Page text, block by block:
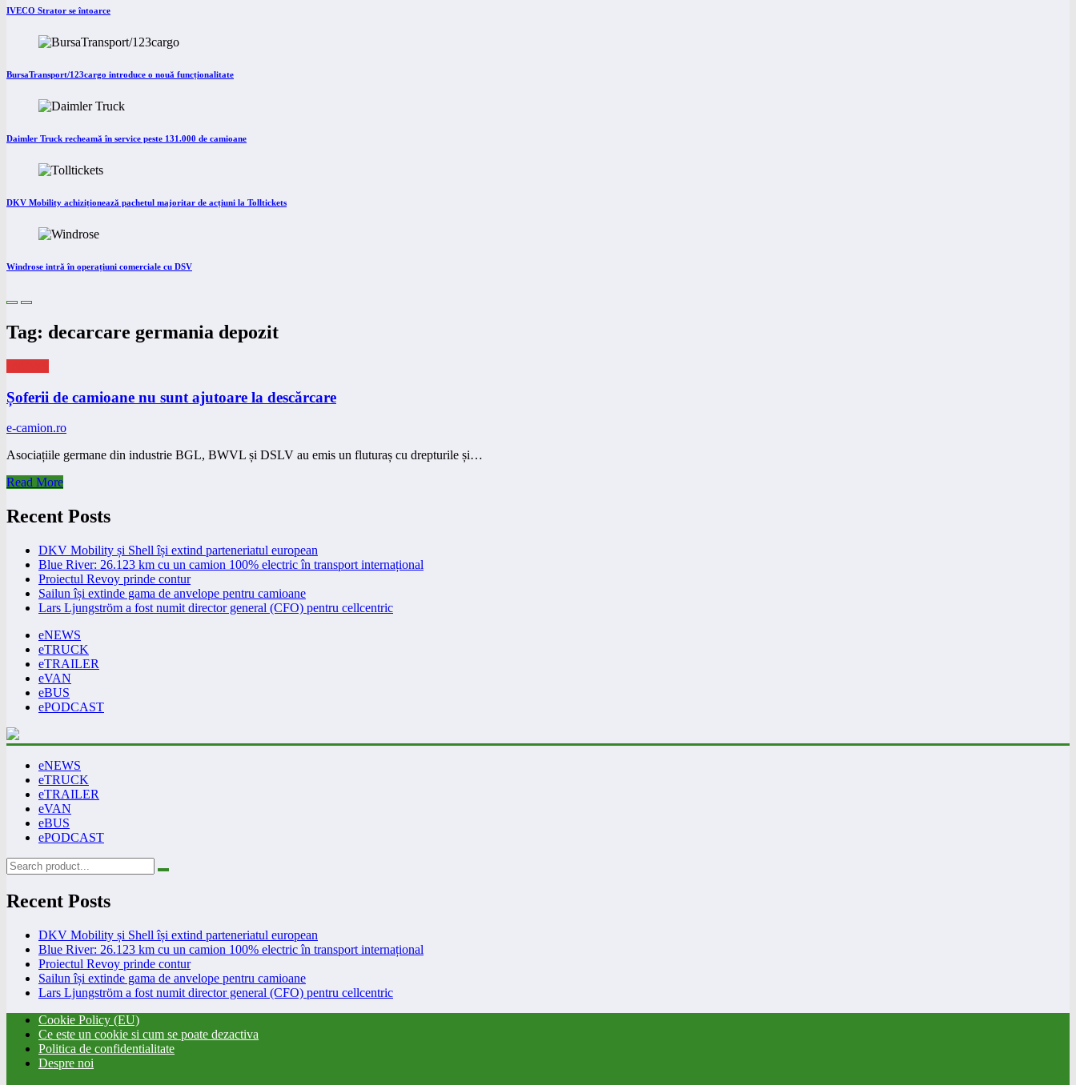
IVECO Strator se întoarce
BursaTransport/123cargo introduce o nouă funcționalitate
Daimler Truck recheamă în service peste 131.000 de camioane
DKV Mobility achiziționează pachetul majoritar de acțiuni la Tolltickets
Windrose intră în operațiuni comerciale cu DSV
Tag: decarcare germania depozit
Șoferii de camioane nu sunt ajutoare la descărcare
e-camion.ro
Asociațiile germane din industrie BGL, BWVL și DSLV au emis un fluturaș cu drepturile și…
Read More
Recent Posts
DKV Mobility și Shell își extind parteneriatul european
Blue River: 26.123 km cu un camion 100% electric în transport internațional
Proiectul Revoy prinde contur
Sailun își extinde gama de anvelope pentru camioane
Lars Ljungström a fost numit director general (CFO) pentru cellcentric
eNEWS
eTRUCK
eTRAILER
eVAN
eBUS
ePODCAST
eNEWS
eTRUCK
eTRAILER
eVAN
eBUS
ePODCAST
Recent Posts
DKV Mobility și Shell își extind parteneriatul european
Blue River: 26.123 km cu un camion 100% electric în transport internațional
Proiectul Revoy prinde contur
Sailun își extinde gama de anvelope pentru camioane
Lars Ljungström a fost numit director general (CFO) pentru cellcentric
Cookie Policy (EU)
Ce este un cookie si cum se poate dezactiva
Politica de confidentialitate
Despre noi